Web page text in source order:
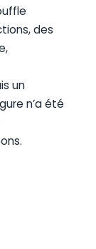
des
un
n’a été